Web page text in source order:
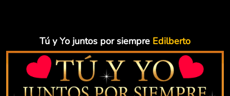
Tú y Yo juntos por siempre Edilberto